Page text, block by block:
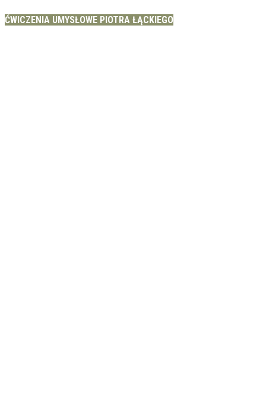
ĆWICZENIA UMYSŁOWE PIOTRA ŁĄCKIEGO